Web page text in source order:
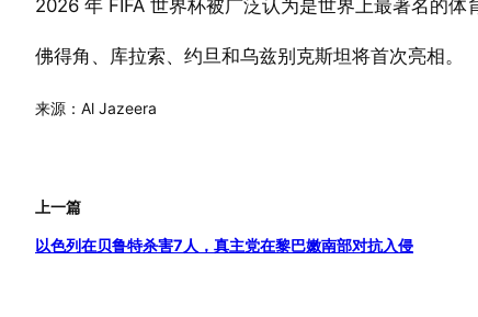
2026 年 FIFA 世界杯被广泛认为是世界上最著名的体
佛得角、库拉索、约旦和乌兹别克斯坦将首次亮相。
来源：Al Jazeera
上一篇
以色列在贝鲁特杀害7人，真主党在黎巴嫩南部对抗入侵